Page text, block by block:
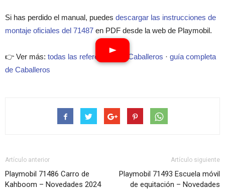
Si has perdido el manual, puedes descargar las instrucciones de
montaje oficiales del 71487 en PDF desde la web de Playmobil.
👉 Ver más: todas las referencias de Caballeros · guía completa
de Caballeros
Artículo anterior
Playmobil 71486 Carro de
Kahboom – Novedades 2024
Artículo siguiente
Playmobil 71493 Escuela móvil
de equitación – Novedades